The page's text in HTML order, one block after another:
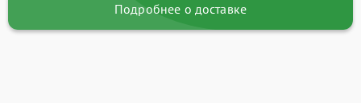
Подробнее о доставке